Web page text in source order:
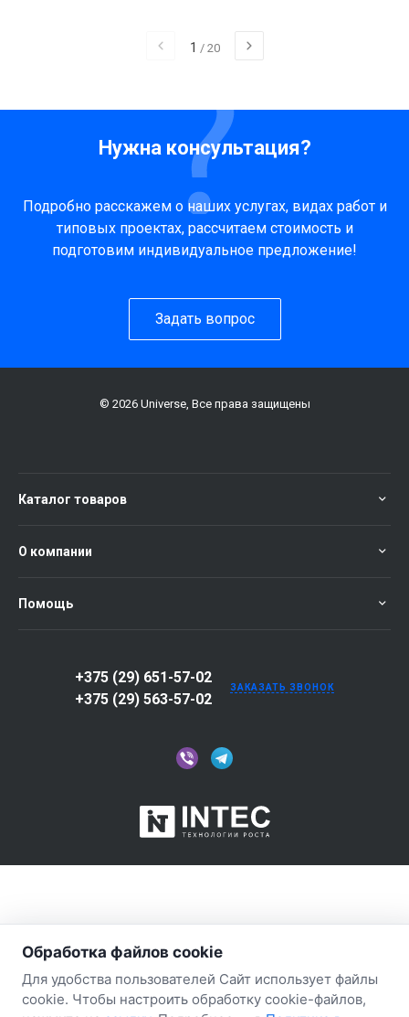
1 / 20
Нужна консультация?
Подробно расскажем о наших услугах, видах работ и
типовых проектах, рассчитаем стоимость и
подготовим индивидуальное предложение!
Задать вопрос
© 2026 Universe, Все права защищены
Каталог товаров
О компании
Помощь
+375 (29) 651-57-02
+375 (29) 563-57-02
ЗАКАЗАТЬ ЗВОНОК
Обработка файлов cookie
Для удобства пользователей Сайт использует файлы
cookie. Чтобы настроить обработку cookie-файлов,